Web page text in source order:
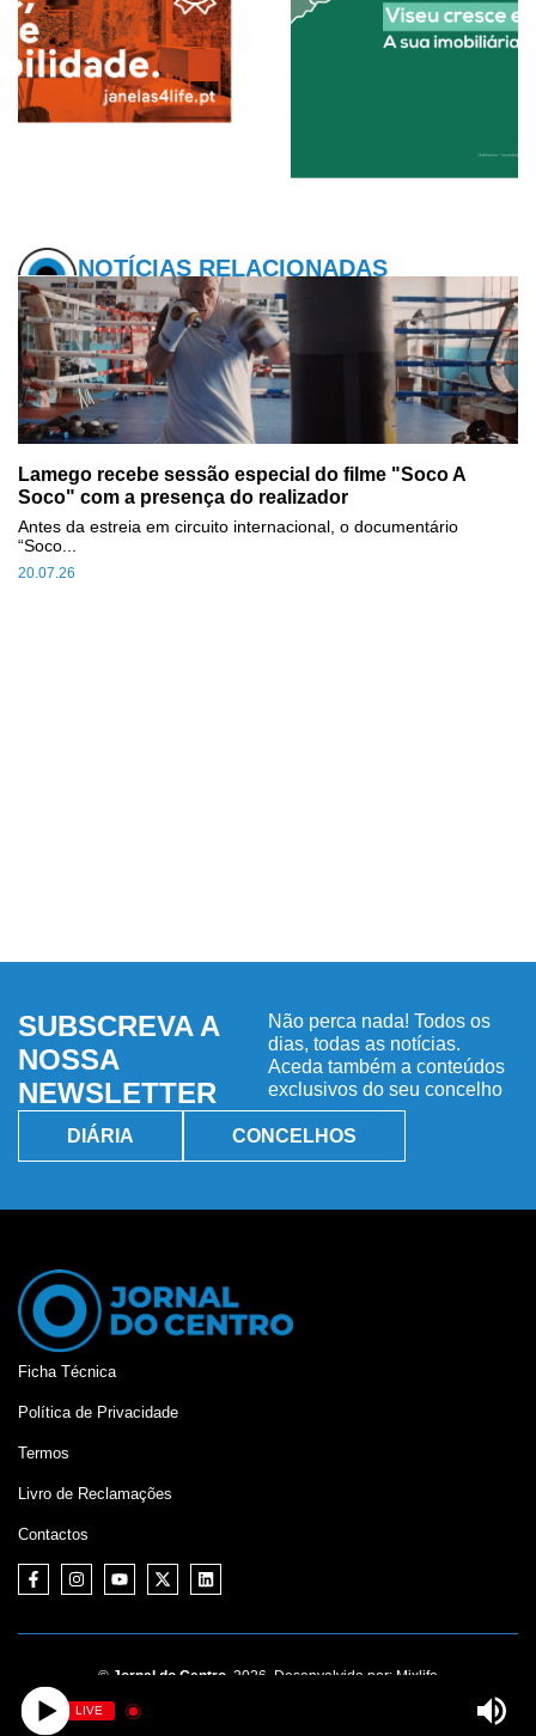
NOTÍCIAS RELACIONADAS
Lamego recebe sessão especial do filme "Soco A
Soco" com a presença do realizador
20.07.26
Antes da estreia em circuito internacional, o documentário
“Soco...
SUBSCREVA A
NOSSA
NEWSLETTER
Não perca nada! Todos os
dias, todas as notícias.
Aceda também a conteúdos
exclusivos do seu concelho
DIÁRIA CONCELHOS
Ficha Técnica
Política de Privacidade
Termos
Livro de Reclamações
Contactos
© Jornal do Centro, 2026. Desenvolvido por: Mixlife
LIVE